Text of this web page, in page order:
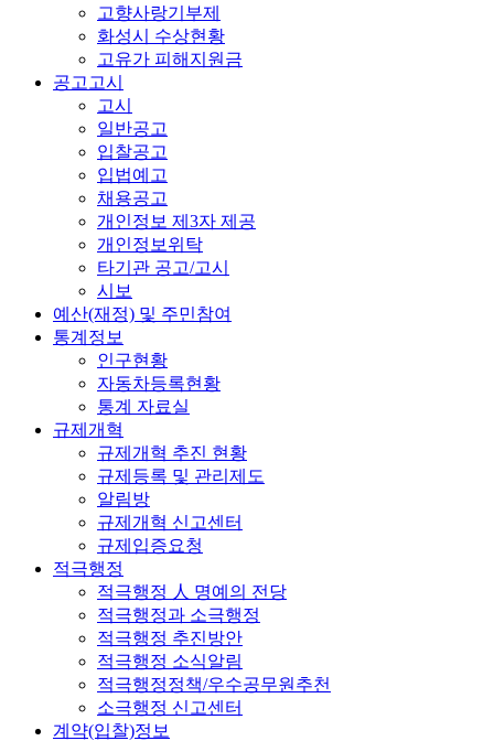
고향사랑기부제
화성시 수상현황
고유가 피해지원금
공고고시
고시
일반공고
입찰공고
입법예고
채용공고
개인정보 제3자 제공
개인정보위탁
타기관 공고/고시
시보
예산(재정) 및 주민참여
통계정보
인구현황
자동차등록현황
통계 자료실
규제개혁
규제개혁 추진 현황
규제등록 및 관리제도
알림방
규제개혁 신고센터
규제입증요청
적극행정
적극행정 人 명예의 전당
적극행정과 소극행정
적극행정 추진방안
적극행정 소식알림
적극행정정책/우수공무원추천
소극행정 신고센터
계약(입찰)정보